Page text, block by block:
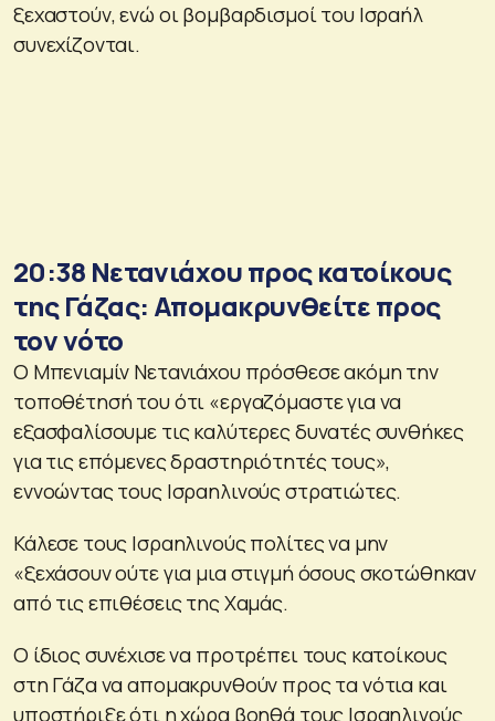
ξεχαστούν, ενώ οι βομβαρδισμοί του Ισραήλ
συνεχίζονται.
20:38 Νετανιάχου προς κατοίκους
της Γάζας: Απομακρυνθείτε προς
τον νότο
Ο Μπενιαμίν Νετανιάχου πρόσθεσε ακόμη την
τοποθέτησή του ότι «εργαζόμαστε για να
εξασφαλίσουμε τις καλύτερες δυνατές συνθήκες
για τις επόμενες δραστηριότητές τους»,
εννοώντας τους Ισραηλινούς στρατιώτες.
Κάλεσε τους Ισραηλινούς πολίτες να μην
«ξεχάσουν ούτε για μια στιγμή όσους σκοτώθηκαν
από τις επιθέσεις της Χαμάς.
Ο ίδιος συνέχισε να προτρέπει τους κατοίκους
στη Γάζα να απομακρυνθούν προς τα νότια και
υποστήριξε ότι η χώρα βοηθά τους Ισραηλινούς